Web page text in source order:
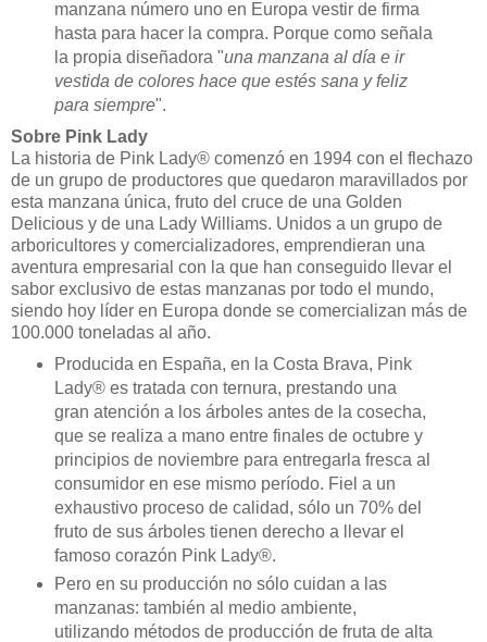
manzana número uno en Europa vestir de firma
hasta para hacer la compra. Porque como señala
la propia diseñadora "una manzana al día e ir
vestida de colores hace que estés sana y feliz
para siempre".
Sobre Pink Lady
La historia de Pink Lady® comenzó en 1994 con el flechazo
de un grupo de productores que quedaron maravillados por
esta manzana única, fruto del cruce de una Golden
Delicious y de una Lady Williams. Unidos a un grupo de
arboricultores y comercializadores, emprendieran una
aventura empresarial con la que han conseguido llevar el
sabor exclusivo de estas manzanas por todo el mundo,
siendo hoy líder en Europa donde se comercializan más de
100.000 toneladas al año.
Producida en España, en la Costa Brava, Pink
Lady® es tratada con ternura, prestando una
gran atención a los árboles antes de la cosecha,
que se realiza a mano entre finales de octubre y
principios de noviembre para entregarla fresca al
consumidor en ese mismo período. Fiel a un
exhaustivo proceso de calidad, sólo un 70% del
fruto de sus árboles tienen derecho a llevar el
famoso corazón Pink Lady®.
Pero en su producción no sólo cuidan a las
manzanas: también al medio ambiente,
utilizando métodos de producción de fruta de alta